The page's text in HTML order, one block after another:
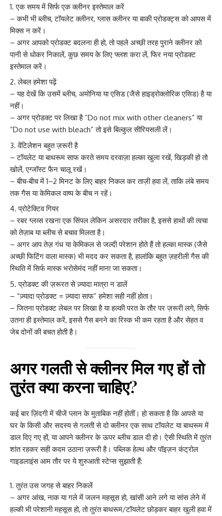
एक समय में सिर्फ एक क्लीनर इस्तेमाल करें
– कभी भी ब्लीच, टॉयलेट क्लीनर, ग्लास क्लीनर या बाकी प्रोडक्ट्स को आपस में
मिक्स न करें।
– अगर आपको प्रोडक्ट बदलना ही हो, तो पहले अच्छी तरह पुराने क्लीनर को
पानी से धोकर निकालें, कुछ समय के लिए फ्लश करा लें, फिर नया प्रोडक्ट
इस्तेमाल करें।
लेबल हमेशा पढ़ें
– यह देखें कि उसमें ब्लीच, अमोनिया या एसिड (जैसे हाइड्रोक्लोरिक एसिड) है या
नहीं।
– अगर प्रोडक्ट पर लिखा है “Do not mix with other cleaners” या
“Do not use with bleach” तो इसे बिल्कुल सीरियसली लें।
वेंटिलेशन बहुत ज़रूरी है
– टॉयलेट या बाथरूम साफ करते समय दरवाज़ा हल्का खुला रखें, खिड़की हो तो
खोलें, एग्जॉस्ट फैन चालू रखें।
– बीच‑बीच में 1–2 मिनट के लिए बाहर निकल कर ताज़ी हवा लें, ताकि लंबे समय
तक गैस या केमिकल वाष्प के बीच न रहें।
प्रोटेक्टिव गियर
– रबर ग्लव्स रखना एक सिंपल लेकिन असरदार तरीका है, इससे हाथों की त्वचा
को तेज़ाब या ब्लीच से बचाव मिलता है।
– अगर आप तेज़ गंध या केमिकल से जल्दी परेशान होते हैं तो हल्का मास्क (जैसे
अच्छी फिटिंग वाला मास्क) भी मदद कर सकता है, हालांकि बहुत ज़हरीली गैस की
स्थिति में सिर्फ मास्क भरोसेमंद नहीं माना जा सकता।
प्रोडक्ट की ज़रूरत से ज़्यादा मात्रा न डालें
– “ज़्यादा प्रोडक्ट = ज़्यादा साफ” हमेशा सही नहीं होता।
– जितना प्रोडक्ट लेबल पर लिखा है या हल्की परत के तौर पर ज़रूरी लगे, सिर्फ
उतना ही इस्तेमाल करें, इससे गैस बनने का रिस्क भी कम रहता है और सेहत व
जेब दोनों की बचत होती है।
अगर गलती से क्लीनर मिल गए हों तो
तुरंत क्या करना चाहिए?
कई बार ज़िंदगी में चीजें प्लान के मुताबिक नहीं होतीं। हो सकता है कि आपसे या
घर के किसी और सदस्य से गलती से दो क्लीनर एक साथ टॉयलेट या बाथरूम में
डाल दिए गए हों, या आपने क्लीनर के ऊपर ब्लीच डाल दी हो। ऐसी स्थिति में तुरंत
शांत रहकर सही कदम उठाना ज़रूरी है। पब्लिक हेल्थ और पॉइज़न कंट्रोल
गाइडलाइंस आम तौर पर ये शुरुआती स्टेप्स सुझाती हैं:
तुरंत उस जगह से बाहर निकलें
– अगर आंख, नाक या गले में जलन महसूस हो, खांसी आने लगे या सांस लेने में
हल्की भी परेशानी महसूस हो, तो तुरंत बाथरूम/टॉयलेट छोड़कर बाहर खुली हवा में